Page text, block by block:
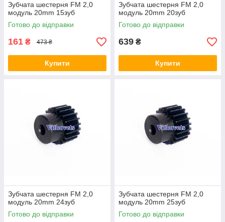
Зубчата шестерня FM 2,0
модуль 20mm 15зуб
Готово до відправки
161 ₴ 473 ₴
Купити
Зубчата шестерня FM 2,0
модуль 20mm 20зуб
Готово до відправки
639 ₴
Купити
Зубчата шестерня FM 2,0
модуль 20mm 24зуб
Готово до відправки
Зубчата шестерня FM 2,0
модуль 20mm 25зуб
Готово до відправки